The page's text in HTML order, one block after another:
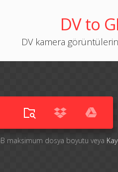
DV to
DV kamera
maksimum dosya boyutu veya